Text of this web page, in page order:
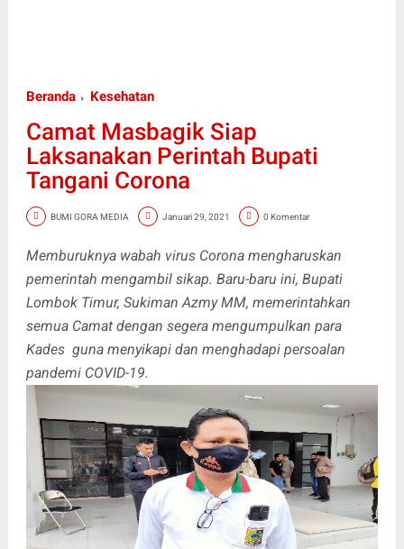
Beranda Kesehatan
Camat Masbagik Siap
Laksanakan Perintah Bupati
Tangani Corona
BUMI GORA MEDIA Januari 29, 2021 0 Komentar
Memburuknya wabah virus Corona mengharuskan
pemerintah mengambil sikap. Baru-baru ini, Bupati
Lombok Timur, Sukiman Azmy MM, memerintahkan
semua Camat dengan segera mengumpulkan para
Kades guna menyikapi dan menghadapi persoalan
pandemi COVID-19.